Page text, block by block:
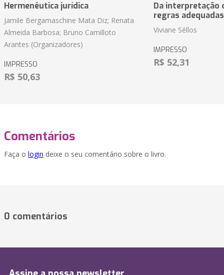
Hermenêutica jurídica
Jamile Bergamaschine Mata Diz; Renata
Almeida Barbosa; Bruno Camilloto
Arantes (Organizadores)
IMPRESSO
R$ 50,63
Da interpretação
regras
Viviane Séllos
IMPRESSO
R$ 52,31
Comentários
Faça o login deixe o seu comentário sobre o livro.
0 comentários